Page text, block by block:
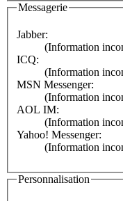
Messagerie
Jabber:
(Information
ICQ:
(Information
MSN Messenger:
(Information
AOL IM:
(Information
Yahoo! Messenger:
(Information
Personnalisation